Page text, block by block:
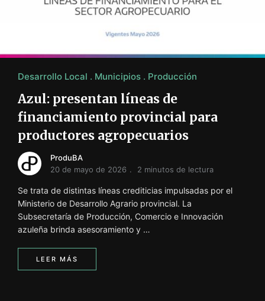
i
ó
n
Desarrollo Local Municipios Producción
Azul: presentan líneas de
financiamiento provincial para
productores agropecuarios
ProduBA
20 de mayo de 2026
2 minutos de lectura
Se trata de distintas líneas crediticias impulsadas por el
Ministerio de Desarrollo Agrario provincial. La
Subsecretaría de Producción, Comercio e Innovación
azuleña brinda asesoramiento y …
LEER MÁS